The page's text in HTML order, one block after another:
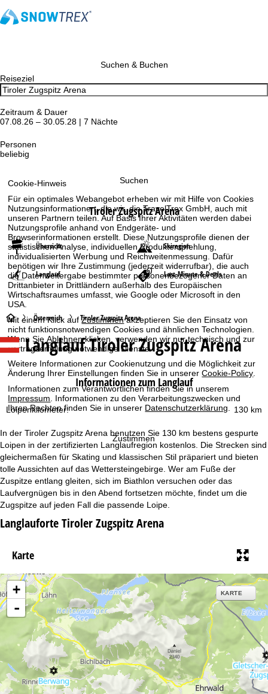
Cookie-Hinweis
Für ein optimales Webangebot erheben wir mit Hilfe von Cookies
Nutzungsinformationen, die wir, die TravelTrex GmbH, auch mit
unseren Partnern teilen. Auf Basis Ihrer Aktivitäten werden dabei
Nutzungsprofile anhand von Endgeräte- und
Browserinformationen erstellt. Diese Nutzungsprofile dienen der
statistischen Analyse, individuellen Produktempfehlung,
individualisierten Werbung und Reichweitenmessung. Dafür
benötigen wir Ihre Zustimmung (jederzeit widerrufbar), die auch
die Datenweitergabe bestimmter personenbezogener Daten an
Drittanbieter in Drittländern außerhalb des Europäischen
Wirtschaftsraumes umfasst, wie Google oder Microsoft in den
USA.
Mit einem Klick aufZustimmenakzeptieren Sie den Einsatz von
nicht funktionsnotwendigen Cookies und ähnlichen Technologien.
Wenn SieAblehnenklicken, verwenden wir nur technisch und zur
Vertragserfüllung notwendige Dienste.
Weitere Informationen zur Cookienutzung und die Möglichkeit zur
Änderung Ihrer Einstellungen finden Sie in unsererCookie-Policy
Informationen zum Verantwortlichen finden Sie in unserem
Impressum . Informationen zu den Verarbeitungszwecken und
Ihren Rechten finden Sie in unserer Datenschutzerklärung
Zustimmen
Suchen & Buchen
Reiseziel
Zeitraum & Dauer
07.08.26 – 30.05.28 | 7 Nächte
Personen
beliebig
Suchen
Tiroler Zugspitz Arena
Übersicht Skiregion
Langlauf Last-Minute & Deals
S
t
a
r
t
e
i
Österreich Tiroler Zugspitz Arena
Langlauf Tiroler Zugspitz Arena
Informationen zum Langlauf
130 km
Loipenkilometer:
In der Tiroler Zugspitz Arena benutzen Sie 130 km bestens gespurte
Loipen in der zertifizierten Langlaufregion kostenlos. Die Strecken sind
gleichermaßen für Skating und klassischen Stil präpariert und bieten
tolle Aussichten auf das Wettersteingebirge. Wer am Fuße der
Zuspitze entlang gleiten, sich im Biathlon versuchen oder das
Laufvergnügen bis in den Abend fortsetzen möchte, findet um die
Zugspitze auf jeden Fall die passende Loipe.
Langlauforte Tiroler Zugspitz Arena
Karte
+
-
KARTE